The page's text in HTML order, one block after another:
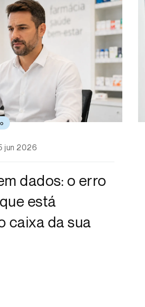
jun 2026
dados: o erro
está
caixa da sua